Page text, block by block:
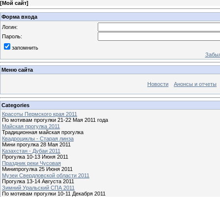
[Мой сайт]
Форма входа
Логин:
Пароль:
запомнить
Меню сайта
Новости Анонсы и отчеты
Categories
Красоты Пермского края 2011
По мотивам прогулки 21-22 Мая 2011 года
Майская прогулка 2011
Традиционная майская прогулка
Квадроциклы - Старая линза
Мини прогулка 28 Мая 2011
Казахстан - Дубаи 2011
Прогулка 10-13 Июня 2011
Праздник реки Чусовая
Минипрогулка 25 Июня 2011
Музеи Свердловской области 2011
Прогулка 13-14 Августа 2011
Зимний Уральский СПА 2011
По мотивам прогулки 10-11 Декабря 2011